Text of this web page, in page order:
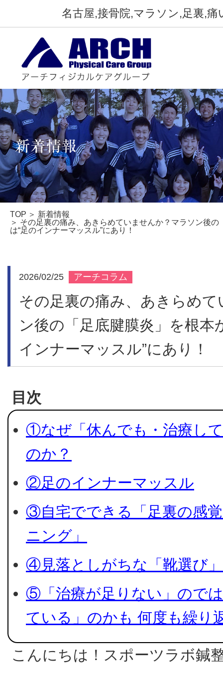
名古屋,接骨院,マラソン,足裏,痛
TOP
交通事故治
医療関係者向け
本物の治療家
リクルー
新着情報
メールでのご相
TOP
新着情報
その足裏の痛み、あきらめていませんか？マラソン後
は“足のインナーマッスル”にあり！
2026/02/25 アーチコラム
その足裏の痛み、あきらめ
ン後の「足底腱膜炎」を根本
インナーマッスル”にあり！
目次
①なぜ「休んでも・治療し
のか？
②足のインナーマッスル
③自宅でできる「足裏の感
ニング」
④見落としがちな「靴選び
⑤「治療が足りない」ので
ている」のかも 何度も繰り
こんにちは！スポーツラボ鍼